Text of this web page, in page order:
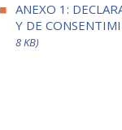
ANEXO 1:
Y DE
8 KB)